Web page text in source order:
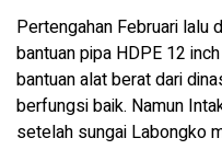
Pertengahan Februari lalu
bantuan pipa HDPE 12
bantuan alat berat dari
berfungsi baik. Namun
setelah sungai Labongko